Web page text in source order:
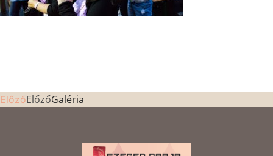
ElőzőElőzőGaléria